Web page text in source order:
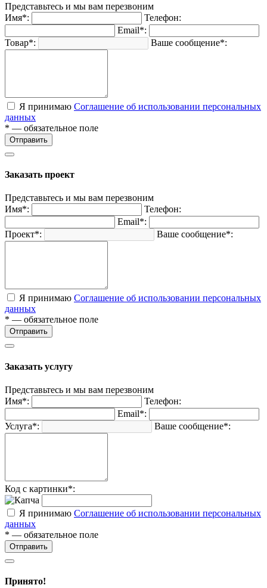
Представьтесь и мы вам перезвоним
Имя*:
Телефон:
Email*:
Товар*:
Ваше сообщение*:
Я принимаю Соглашение об использовании персональных
данных
* — обязательное поле
Отправить
Заказать проект
Представьтесь и мы вам перезвоним
Имя*:
Телефон:
Email*:
Проект*:
Ваше сообщение*:
Я принимаю Соглашение об использовании персональных
данных
* — обязательное поле
Отправить
Заказать услугу
Представьтесь и мы вам перезвоним
Имя*:
Телефон:
Email*:
Услуга*:
Ваше сообщение*:
Код с картинки*:
Я принимаю Соглашение об использовании персональных
данных
* — обязательное поле
Отправить
Принято!